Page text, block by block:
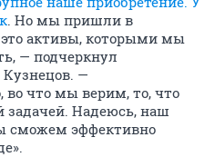
. Но мы пришли в
активы, которыми мы
— подчеркнул
—
во что мы верим, то, что
задачей. Надеюсь, наш
сможем эффективно